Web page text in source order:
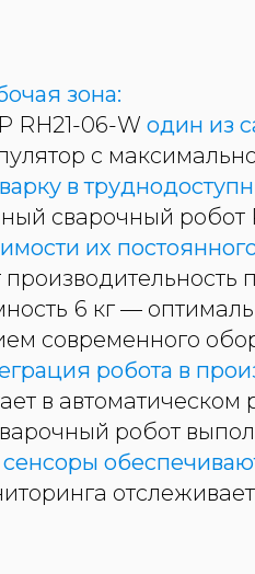
зона:
RH21-06-W один из
с
в
сварочный робот
их
6 кг —
современного
робота в
в
робот